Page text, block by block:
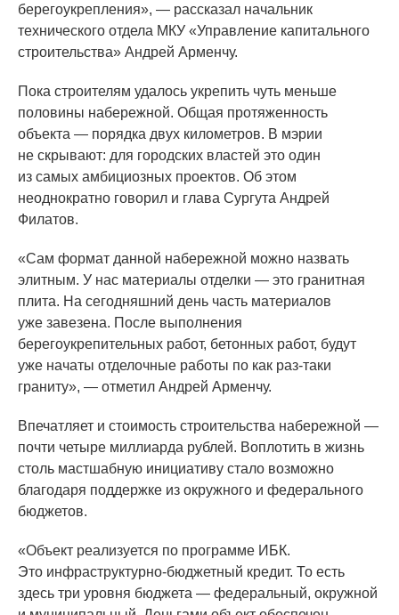
берегоукрепления», — рассказал начальник
технического отдела МКУ «Управление капитального
строительства» Андрей Арменчу.
Пока строителям удалось укрепить чуть меньше
половины набережной. Общая протяженность
объекта — порядка двух километров. В мэрии
не скрывают: для городских властей это один
из самых амбициозных проектов. Об этом
неоднократно говорил и глава Сургута Андрей
Филатов.
«Сам формат данной набережной можно назвать
элитным. У нас материалы отделки — это гранитная
плита. На сегодняшний день часть материалов
уже завезена. После выполнения
берегоукрепительных работ, бетонных работ, будут
уже начаты отделочные работы по как раз-таки
граниту», — отметил Андрей Арменчу.
Впечатляет и стоимость строительства набережной —
почти четыре миллиарда рублей. Воплотить в жизнь
столь мастшабную инициативу стало возможно
благодаря поддержке из окружного и федерального
бюджетов.
«Объект реализуется по программе ИБК.
Это инфраструктурно-бюджетный кредит. То есть
здесь три уровня бюджета — федеральный, окружной